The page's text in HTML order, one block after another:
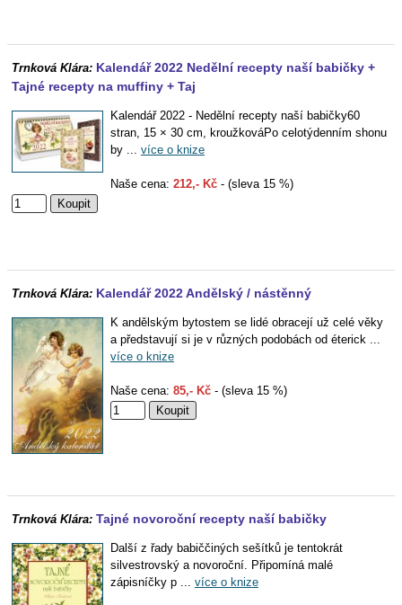
Trnková Klára: Kalendář 2022 Nedělní recepty naší babičky +
Tajné recepty na muffiny + Taj
Kalendář 2022 - Nedělní recepty naší babičky60
stran, 15 × 30 cm, kroužkováPo celotýdenním shonu
by ... více o knize
Naše cena: 212,- Kč - (sleva 15 %)
Trnková Klára: Kalendář 2022 Andělský / nástěnný
K andělským bytostem se lidé obracejí už celé věky
a představují si je v různých podobách od éterick ...
více o knize
Naše cena: 85,- Kč - (sleva 15 %)
Trnková Klára: Tajné novoroční recepty naší babičky
Další z řady babiččiných sešítků je tentokrát
silvestrovský a novoroční. Připomíná malé
zápisníčky p ... více o knize